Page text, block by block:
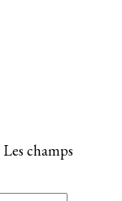
Les champs